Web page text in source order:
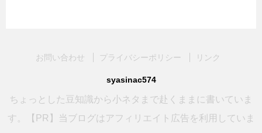
お問い合わせ プライバシーポリシー リンク
syasinac574
ちょっとした豆知識から小ネタまで赴くままに書いていま
す。【PR】当ブログはアフィリエイト広告を利用していま